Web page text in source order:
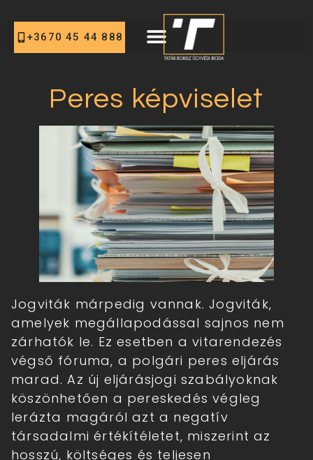
+3670 45 44 888
Peres képviselet
Jogviták márpedig vannak. Jogviták,
amelyek megállapodással sajnos nem
zárhatók le. Ez esetben a vitarendezés
végső fóruma, a polgári peres eljárás
marad. Az új eljárásjogi szabályoknak
köszönhetően a pereskedés végleg
lerázta magáról azt a negatív
társadalmi értékítéletet, miszerint az
hosszú, költséges és teljesen